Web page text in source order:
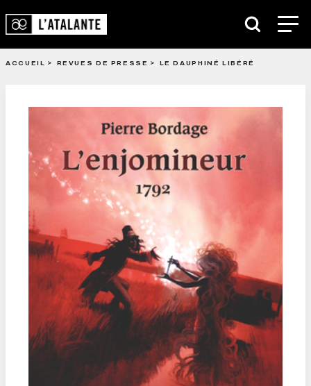
ACCUEIL REVUES DE PRESSE LE DAUPHINÉ LIBÉRÉ